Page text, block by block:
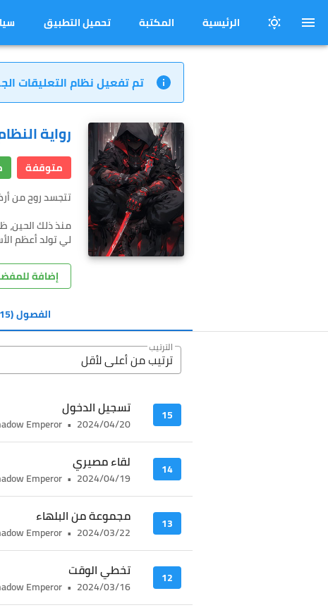
الرئيسية المكتبة تحميل التطبيق
تم تفعيل نظام التعليقات
رواية
متوقفة
لي تولد أعظم
إضافة
الفصول(15)
الترتيب
ترتيب من أعلى ﻷقل
15 تسجيل الدخول
2024/04/20
•
Emperor
14 لقاء مصيري
2024/04/19
•
Emperor
13 مجموعة من البلهاء
2024/03/22
•
Emperor
12 تخطي الوقت
2024/03/16
•
Emperor